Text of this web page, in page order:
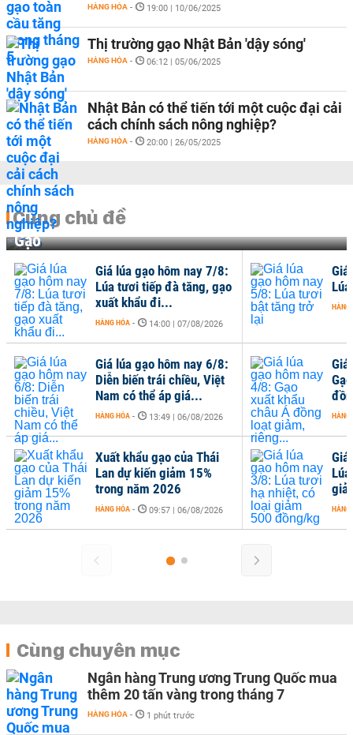
HÀNG HÓA - 19:00 | 10/06/2025
Thị trường gạo Nhật Bản 'dậy sóng'
HÀNG HÓA - 06:12 | 05/06/2025
Nhật Bản có thể tiến tới một cuộc đại cải
cách chính sách nông nghiệp?
HÀNG HÓA - 20:00 | 26/05/2025
Cùng chủ đề
Gạo
Giá lúa gạo hôm nay 7/8:
Lúa tươi tiếp đà tăng, gạo
xuất khẩu đi...
HÀNG HÓA - 14:00 | 07/08/2026
Giá lúa gạo hôm nay 6/8:
Diễn biến trái chiều, Việt
Nam có thể áp giá...
HÀNG HÓA - 13:49 | 06/08/2026
Xuất khẩu gạo của Thái
Lan dự kiến giảm 15%
trong năm 2026
HÀNG HÓA - 09:57 | 06/08/2026
HÀNG
HÀNG
HÀNG
Cùng chuyên mục
Ngân hàng Trung ương Trung Quốc mua
thêm 20 tấn vàng trong tháng 7
HÀNG HÓA - 1 phút trước